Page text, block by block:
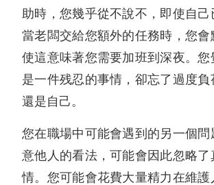
助時，您幾乎從不說不，即使自己
當老闆交給您額外的任務時，您會
使這意味著您需要加班到深夜。您
是一件残忍的事情，卻忘了過度負
還是自己。
您在職場中可能會遇到的另一個問
意他人的看法，可能會因此忽略
情。您可能會花費大量精力在維護